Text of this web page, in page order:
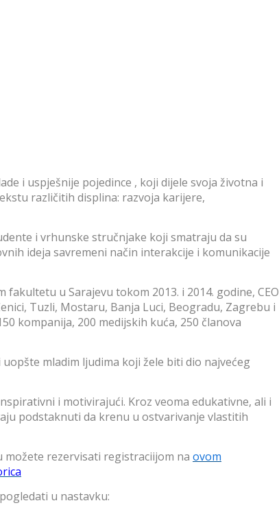
i uspješnije pojedince , koji dijele svoja životna i
različitih displina: razvoja karijere,
i vrhunske stručnjake koji smatraju da su
ideja savremeni način interakcije i komunikacije
u Sarajevu tokom 2013. i 2014. godine, CEO
Tuzli, Mostaru, Banja Luci, Beogradu, Zagrebu i
kompanija, 200 medijskih kuća, 250 članova
mladim ljudima koji žele biti dio najvećeg
i motivirajući. Kroz veoma edukativne, ali i
podstaknuti da krenu u ostvarivanje vlastitih
rezervisati registraciijom na ovom
u nastavku: